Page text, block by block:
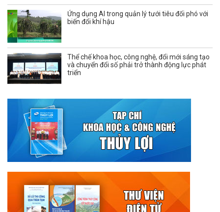
Ứng dụng AI trong quản lý tưới tiêu đối phó với
biến đổi khí hậu
Thể chế khoa học, công nghệ, đổi mới sáng tạo
và chuyển đổi số phải trở thành động lực phát
triển